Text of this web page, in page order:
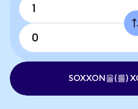
SOXXON을(를)